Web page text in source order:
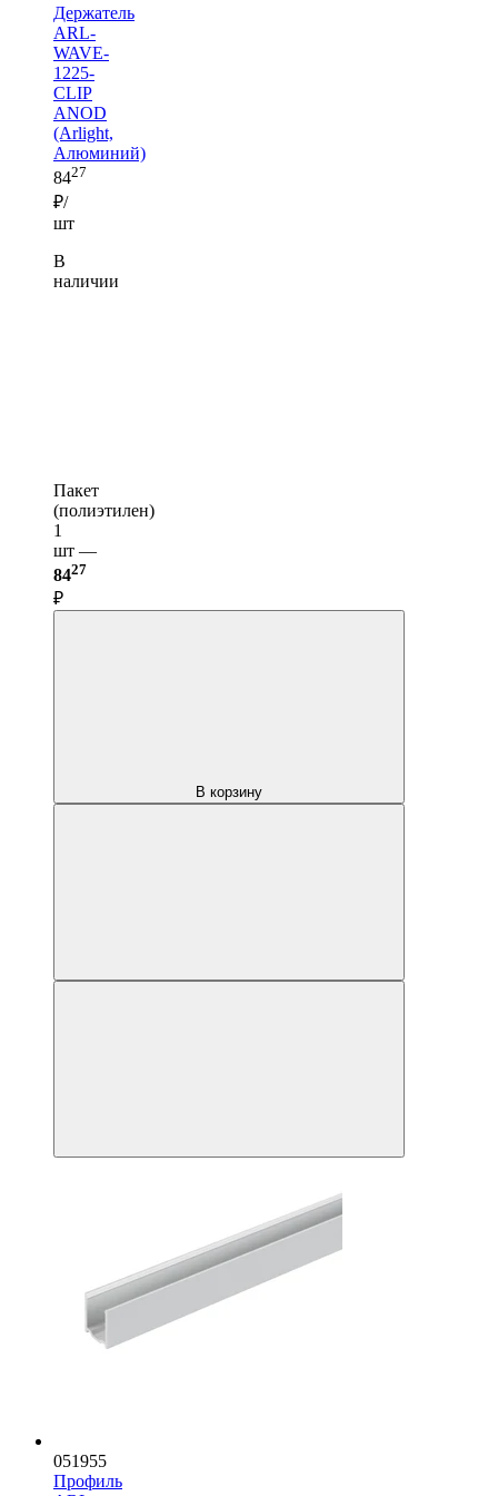
Держатель
ARL-
WAVE-
1225-
CLIP
ANOD
(Arlight,
Алюминий)
8427
₽/
шт
В
наличии
Пакет
(полиэтилен)
1
шт —
8427
₽
В корзину
051955
Профиль